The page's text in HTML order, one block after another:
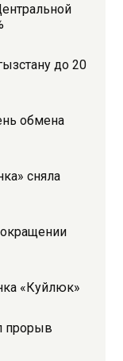
до 20
обмена
сняла
«Куйлюк»
прорыв